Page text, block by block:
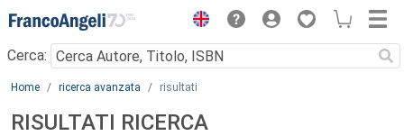
Menu
Cerca:
Main content
Home ricerca avanzata risultati
RISULTATI RICERCA